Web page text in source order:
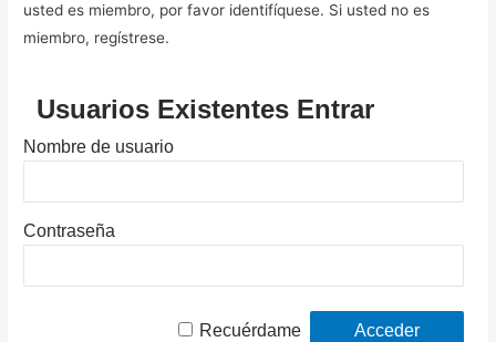
usted es miembro, por favor identifíquese. Si usted no es
miembro, regístrese.
Usuarios Existentes Entrar
Nombre de usuario
Contraseña
Recuérdame